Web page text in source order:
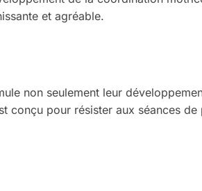
et agréable.
non seulement leur
conçu pour résister aux séances de